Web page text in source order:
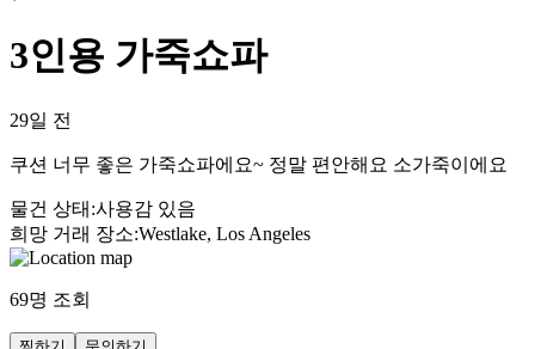
3인용 가죽쇼파
29일 전
쿠션 너무 좋은 가죽쇼파에요~ 정말 편안해요 소가죽이에요
물건 상태 :사용감 있음
희망 거래 장소:Westlake, Los Angeles
69명 조회